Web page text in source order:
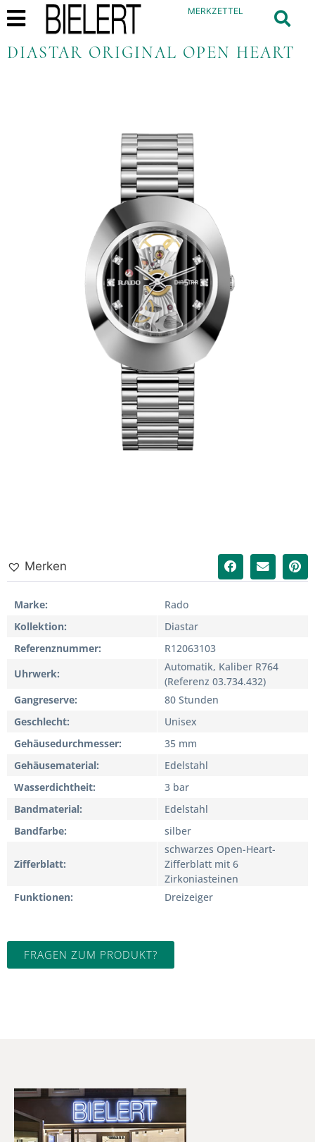
MERKZETTEL
DIASTAR ORIGINAL OPEN HEART
Merken
Marke
Rado
Kollektion
Diastar
Referenznummer
R12063103
Uhrwerk
Automatik, Kaliber R764
(Referenz 03.734.432)
Gangreserve
80 Stunden
Geschlecht
Unisex
Gehäusedurchmesser
35 mm
Gehäusematerial
Edelstahl
Wasserdichtheit
3 bar
Bandmaterial
Edelstahl
Bandfarbe
silber
Zifferblatt
schwarzes Open-Heart-
Zifferblatt mit 6
Zirkoniasteinen
Funktionen
Dreizeiger
FRAGEN ZUM PRODUKT?